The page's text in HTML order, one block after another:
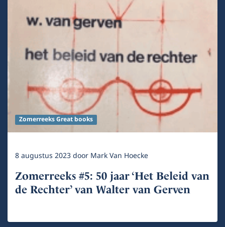
Zomerreeks Great books
8 augustus 2023door Mark Van Hoecke
Zomerreeks #5: 50 jaar ‘Het Beleid van
de Rechter’ van Walter van Gerven